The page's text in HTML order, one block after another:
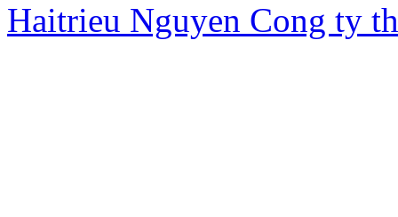
Haitrieu Nguyen Cong ty